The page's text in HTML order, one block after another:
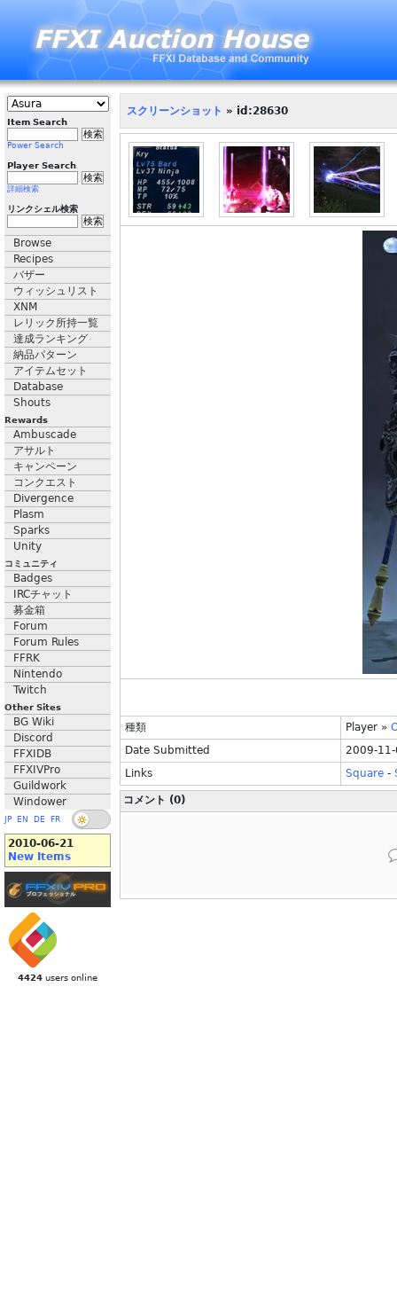
Item Search
Power Search
Player Search
詳細検索
リンクシェル検索
Browse
Recipes
バザー
ウィッシュリスト
XNM
レリック所持一覧
達成ランキング
納品パターン
アイテムセット
Database
Shouts
Rewards
Ambuscade
アサルト
キャンペーン
コンクエスト
Divergence
Plasm
Sparks
Unity
コミュニティ
Badges
IRCチャット
募金箱
Forum
Forum Rules
FFRK
Nintendo
Twitch
Other Sites
BG Wiki
Discord
FFXIDB
FFXIVPro
Guildwork
Windower
JP EN DE FR
2010-06-21
New Items
4424 users online
スクリーンショット » id:28630
種類 Player »
Date Submitted
2009-
Links
Square -
コメント (0)